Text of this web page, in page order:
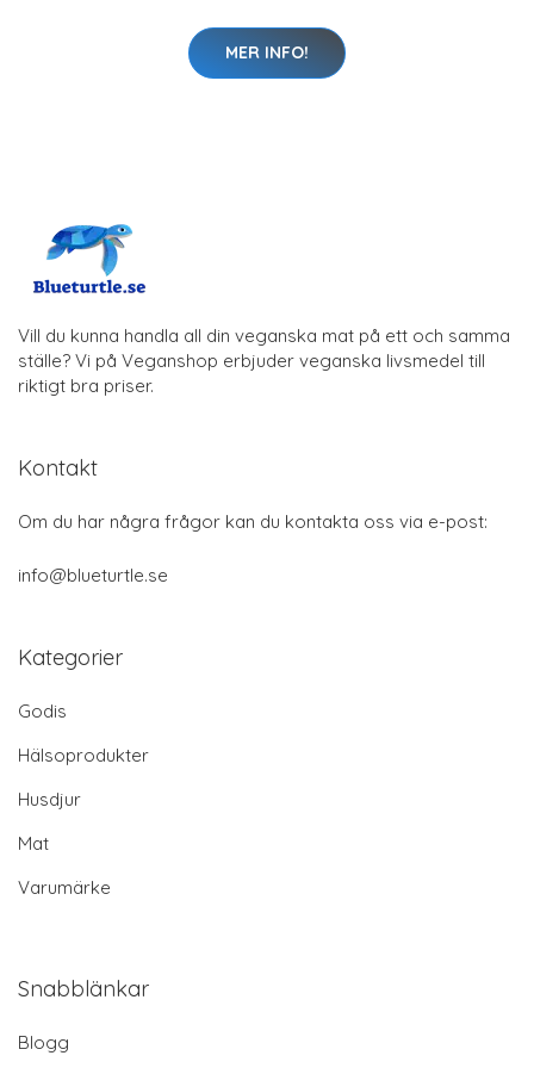
MER INFO!
Vill du kunna handla all din veganska mat på ett och samma
ställe? Vi på Veganshop erbjuder veganska livsmedel till
riktigt bra priser.
Kontakt
Om du har några frågor kan du kontakta oss via e-post:
info@blueturtle.se
Kategorier
Godis
Hälsoprodukter
Husdjur
Mat
Varumärke
Snabblänkar
Blogg